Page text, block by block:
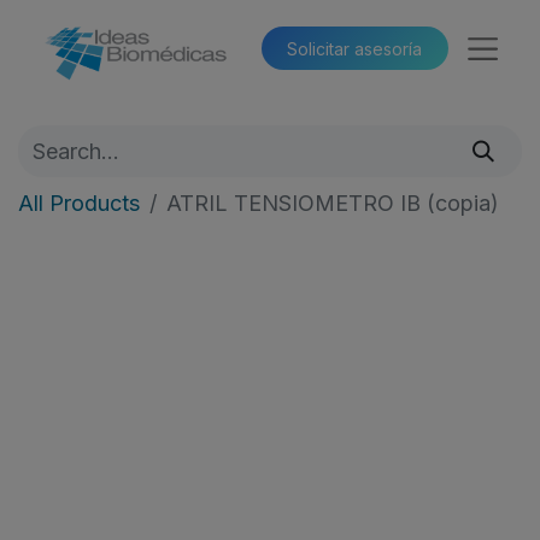
Solicitar asesoría​​
All Products ATRIL TENSIOMETRO IB (copia)